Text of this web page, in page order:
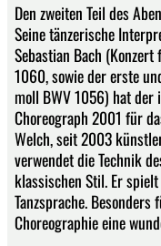
Den zweiten Teil des
Seine tänzerische
Sebastian Bach
1060, sowie der erste
moll BWV 1056) hat der
Choreograph 2001 für
Welch, seit 2003
verwendet die Technik
klassischen Stil. Er
Tanzsprache.
Choreographie eine